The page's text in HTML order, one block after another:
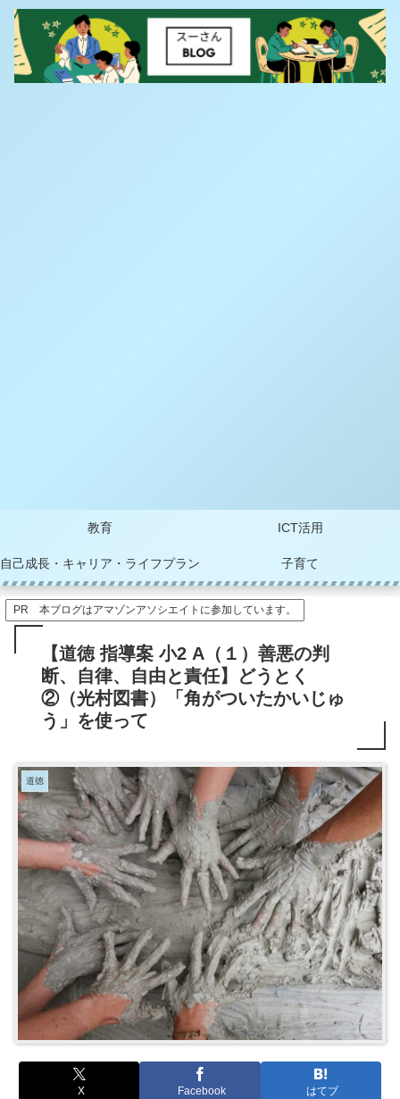
教育 ICT活用
自己成長・キャリア・ライフプラン 子育て
PR 本ブログはアマゾンアソシエイトに参加しています。
【道徳 指導案 小2 A（１）善悪の判
断、自律、自由と責任】どうとく
②（光村図書）「角がついたかいじゅ
う」を使って
道徳
X Facebook はてブ